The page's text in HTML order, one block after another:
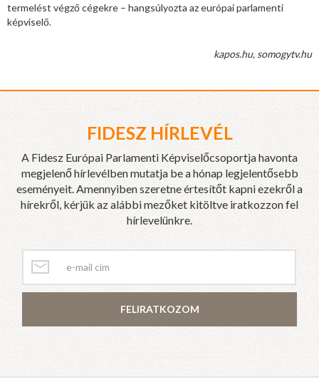
termelést végző cégekre – hangsúlyozta az európai parlamenti
képviselő.
kapos.hu, somogytv.hu
FIDESZ HÍRLEVÉL
A Fidesz Európai Parlamenti Képviselőcsoportja havonta
megjelenő hírlevélben mutatja be a hónap legjelentősebb
eseményeit. Amennyiben szeretne értesítőt kapni ezekről a
hírekről, kérjük az alábbi mezőket kitöltve iratkozzon fel
hírlevelünkre.
FELIRATKOZOM